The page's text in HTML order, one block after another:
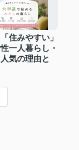
住みやすい」
一人暮らし・
気の理由と